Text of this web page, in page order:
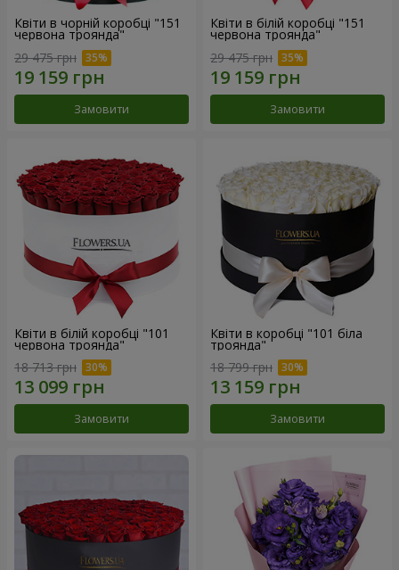
Квіти в чорній коробці "151
червона троянда"
29 475 грн
Замовити
Квіти в білій коробці "151
червона троянда"
29 475 грн
Замовити
Квіти в білій коробці "101
червона троянда"
18 713 грн
Замовити
Квіти в коробці "101 біла
троянда"
18 799 грн
Замовити